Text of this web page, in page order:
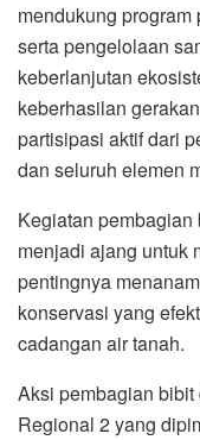
mendukung
serta pengelolaan
keberlanjutan
keberhasilan
partisipasi aktif dari
dan seluruh elemen
Kegiatan
menjadi ajang untuk
pentingnya
konservasi yang
cadangan air tanah.
Aksi pembagian
Regional 2 yang